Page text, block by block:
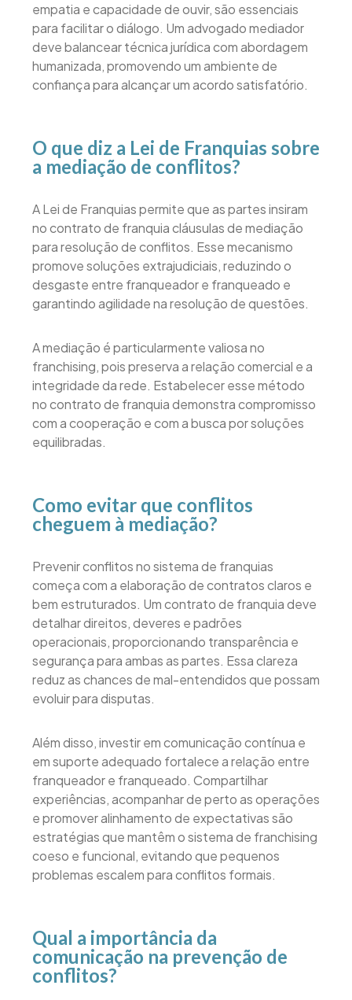
empatia e capacidade de ouvir, são essenciais
para facilitar o diálogo. Um advogado mediador
deve balancear técnica jurídica com abordagem
humanizada, promovendo um ambiente de
confiança para alcançar um acordo satisfatório.
O que diz a Lei de Franquias sobre
a mediação de conflitos?
A Lei de Franquias permite que as partes insiram
no contrato de franquia cláusulas de mediação
para resolução de conflitos. Esse mecanismo
promove soluções extrajudiciais, reduzindo o
desgaste entre franqueador e franqueado e
garantindo agilidade na resolução de questões.
A mediação é particularmente valiosa no
franchising, pois preserva a relação comercial e a
integridade da rede. Estabelecer esse método
no contrato de franquia demonstra compromisso
com a cooperação e com a busca por soluções
equilibradas.
Como evitar que conflitos
cheguem à mediação?
Prevenir conflitos no sistema de franquias
começa com a elaboração de contratos claros e
bem estruturados. Um contrato de franquia deve
detalhar direitos, deveres e padrões
operacionais, proporcionando transparência e
segurança para ambas as partes. Essa clareza
reduz as chances de mal-entendidos que possam
evoluir para disputas.
Além disso, investir em comunicação contínua e
em suporte adequado fortalece a relação entre
franqueador e franqueado. Compartilhar
experiências, acompanhar de perto as operações
e promover alinhamento de expectativas são
estratégias que mantêm o sistema de franchising
coeso e funcional, evitando que pequenos
problemas escalem para conflitos formais.
Qual a importância da
comunicação na prevenção de
conflitos?